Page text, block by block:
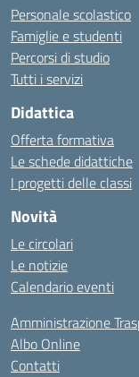
Personale scolastico
Famiglie e studenti
Percorsi di studio
Tutti i servizi
Didattica
Offerta formativa
Le schede didattiche
I progetti delle classi
Novità
Le circolari
Le notizie
Calendario eventi
Amministrazione
Albo Online
Contatti